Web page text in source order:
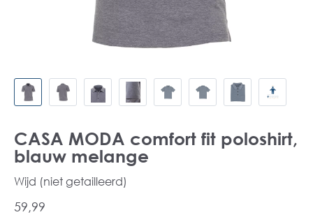
CASA MODA comfort fit poloshirt,
blauw melange
Wijd (niet getailleerd)
59,99